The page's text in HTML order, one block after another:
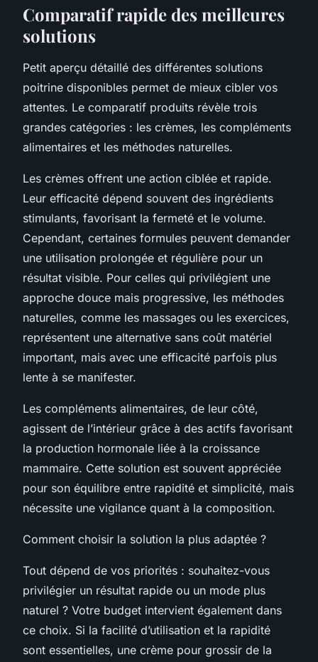
Comparatif rapide des meilleures
solutions
Petit aperçu détaillé des différentes solutions
poitrine disponibles permet de mieux cibler vos
attentes. Le comparatif produits révèle trois
grandes catégories : les crèmes, les compléments
alimentaires et les méthodes naturelles.
Les crèmes offrent une action ciblée et rapide.
Leur efficacité dépend souvent des ingrédients
stimulants, favorisant la fermeté et le volume.
Cependant, certaines formules peuvent demander
une utilisation prolongée et régulière pour un
résultat visible. Pour celles qui privilégient une
approche douce mais progressive, les méthodes
naturelles, comme les massages ou les exercices,
représentent une alternative sans coût matériel
important, mais avec une efficacité parfois plus
lente à se manifester.
Les compléments alimentaires, de leur côté,
agissent de l’intérieur grâce à des actifs favorisant
la production hormonale liée à la croissance
mammaire. Cette solution est souvent appréciée
pour son équilibre entre rapidité et simplicité, mais
nécessite une vigilance quant à la composition.
Comment choisir la solution la plus adaptée ?
Tout dépend de vos priorités : souhaitez-vous
privilégier un résultat rapide ou un mode plus
naturel ? Votre budget intervient également dans
ce choix. Si la facilité d’utilisation et la rapidité
sont essentielles, une crème pour grossir de la